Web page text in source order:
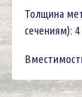
Толщина
сечениям):